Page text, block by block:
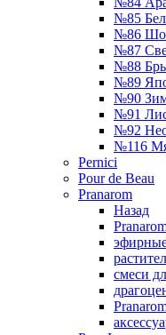
№85
№86
№87
№88
№89
№90
№91
№92
№116
Pernici
Pour de Beau
Pranarom
Назад
смеси